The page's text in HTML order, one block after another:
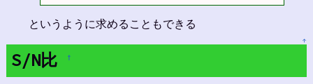
というように求めることもできる
↑
S/N比 †